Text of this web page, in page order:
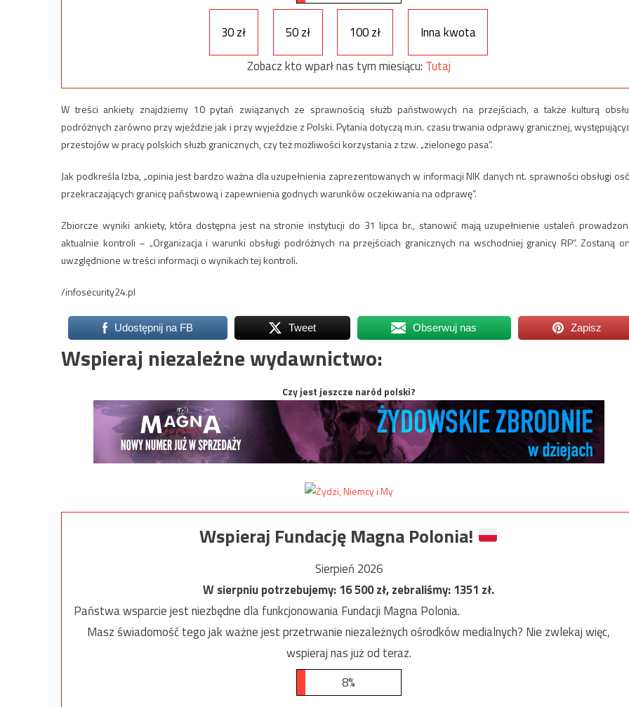
30 zł 50 zł 100 zł
Inna kwota
Zobacz kto wparł nas tym miesiącu: Tutaj
W treści ankiety znajdziemy 10 pytań związanych ze sprawnością służb państwowych na przejściach, a także kulturą
podróżnych zarówno przy wjeździe jak i przy wyjeździe z Polski. Pytania dotyczą m.in. czasu trwania odprawy granicznej,
przestojów w pracy polskich służb granicznych, czy też możliwości korzystania z tzw. „zielonego pasa”.
Jak podkreśla Izba, „opinia jest bardzo ważna dla uzupełnienia zaprezentowanych w informacji NIK danych nt. sprawności obsługi
przekraczających granicę państwową i zapewnienia godnych warunków oczekiwania na odprawę”.
Zbiorcze wyniki ankiety, która dostępna jest na stronie instytucji do 31 lipca br., stanowić mają uzupełnienie ustaleń
aktualnie kontroli – „Organizacja i warunki obsługi podróżnych na przejściach granicznych na wschodniej granicy RP”. Zostaną
uwzględnione w treści informacji o wynikach tej kontroli.
/infosecurity24.pl
Udostępnij na FB Tweet Obserwuj nas Zapisz
Wspieraj niezależne wydawnictwo:
Czy jest jeszcze naród polski?
Wspieraj Fundację Magna Polonia!
Sierpień 2026
W sierpniu potrzebujemy:16 500zł, zebraliśmy:1351 zł.
Państwa wsparcie jest niezbędne dla funkcjonowania Fundacji Magna Polonia.
Masz świadomość tego jak ważne jest przetrwanie niezależnych ośrodków medialnych? Nie zwlekaj więc,
wspieraj nas już od teraz.
8%